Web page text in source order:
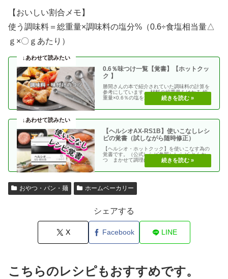
【おいしい割合メモ】
使う調味料＝総重量×調味料の塩分%（0.6÷食塩相当量△
ｇ×〇ｇあたり）
0.6％味つけ一覧【覚書】【ホットクッ
ク 】
勝間さんの本で紹介されていた調味料の計算を
参考にしています。 材料の総重量をはかる 総
重量×0.6％の塩を加える 使う調味料＝（総重
【ヘルシオAX-RS1B】使いこなしレシ
ピの覚書（試しながら随時修正）
【ヘルシオ・ホットクック】を使いこなす為の
覚書です。（公式レシピ参照）レシピ とんか
つ まかせて調理(網焼き・揚げる) エビフラ
おやつ・パン・麺 ホームベーカリー
シェアする
X Facebook LINE
こちらのレシピもおすすめです。